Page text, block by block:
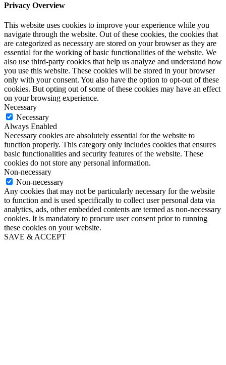
Privacy Overview
This website uses cookies to improve your experience while you
navigate through the website. Out of these cookies, the cookies that
are categorized as necessary are stored on your browser as they are
essential for the working of basic functionalities of the website. We
also use third-party cookies that help us analyze and understand how
you use this website. These cookies will be stored in your browser
only with your consent. You also have the option to opt-out of these
cookies. But opting out of some of these cookies may have an effect
on your browsing experience.
Necessary
Necessary
Always Enabled
Necessary cookies are absolutely essential for the website to
function properly. This category only includes cookies that ensures
basic functionalities and security features of the website. These
cookies do not store any personal information.
Non-necessary
Non-necessary
Any cookies that may not be particularly necessary for the website
to function and is used specifically to collect user personal data via
analytics, ads, other embedded contents are termed as non-necessary
cookies. It is mandatory to procure user consent prior to running
these cookies on your website.
SAVE & ACCEPT